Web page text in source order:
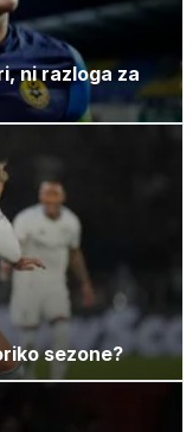
ni razloga za
sezone?